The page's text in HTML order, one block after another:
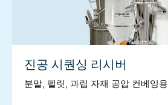
진공 시퀀싱 리시버
분말, 펠릿, 과립 자재 공압 컨베잉용